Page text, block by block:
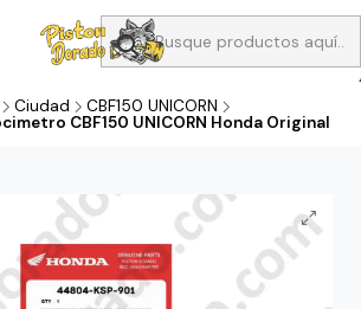
1 Aceites Full sintético o 1 Aceite semi
aire verde para la CB190R o CBF160M a 13
Ciudad
CBF150 UNICORN
CBF150 UNICORN Honda Original